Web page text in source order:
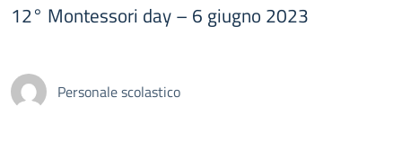
12° Montessori day – 6 giugno 2023
Personale scolastico